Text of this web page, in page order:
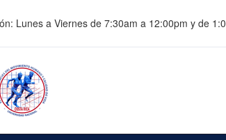
Lunes a Viernes de 7:30am a 12:00pm y de